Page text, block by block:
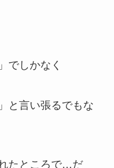
でしかなく
と言い張るでもな
たところで…だ